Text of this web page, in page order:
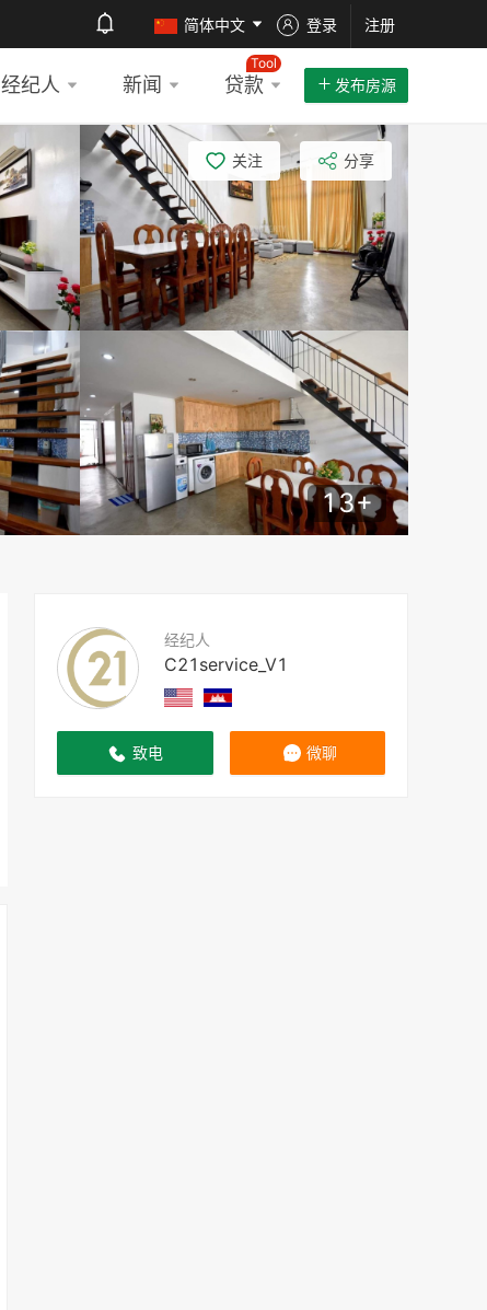
简体中文 登录 注册
经纪人 新闻 贷款
Tool
发布房源
13+
关注 分享
经纪人
C21service_V1
致电 微聊